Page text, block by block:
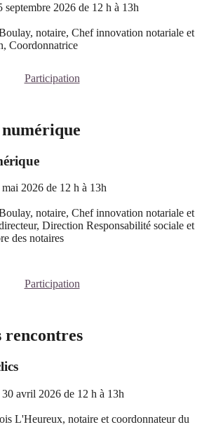
2026 de 12 h à 13h
notaire, Chef innovation notariale et
Coordonnatrice
Participation
2026 de 12 h à 13h
notaire, Chef innovation notariale et
Direction Responsabilité sociale et
des notaires
Participation
rencontres
avril 2026 de 12 h à 13h
L'Heureux, notaire et coordonnateur du